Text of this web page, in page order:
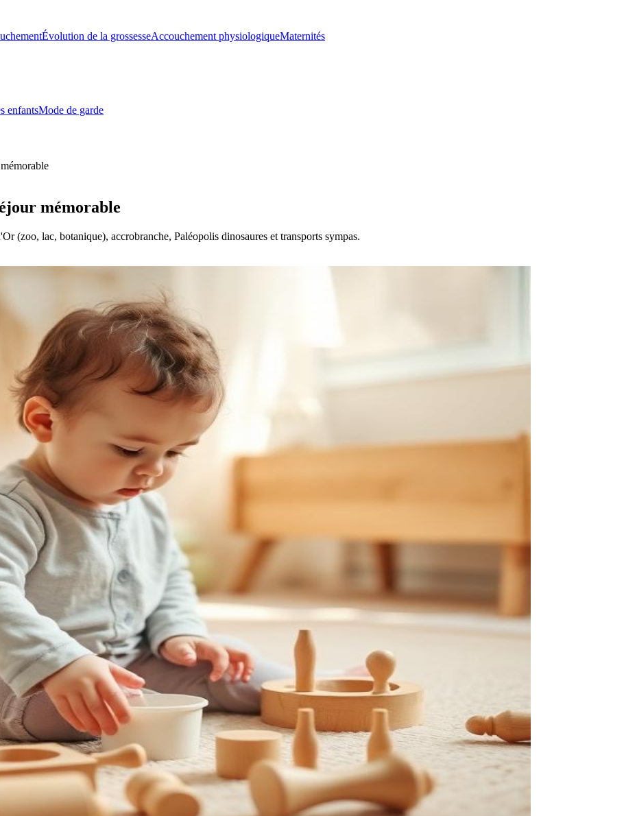
Évolution de la grossesseAccouchement physiologiqueMaternités
enfantsMode de garde
mémorable
(zoo, lac, botanique), accrobranche, Paléopolis dinosaures et transports sympas.